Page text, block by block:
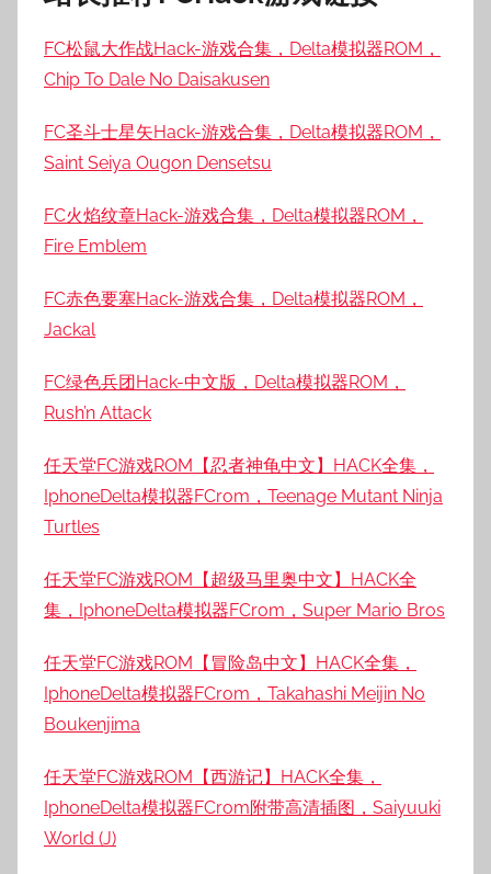
FC松鼠大作战Hack-游戏合集，Delta模拟器ROM，
Chip To Dale No Daisakusen
FC圣斗士星矢Hack-游戏合集，Delta模拟器ROM，
Saint Seiya Ougon Densetsu
FC火焰纹章Hack-游戏合集，Delta模拟器ROM，
Fire Emblem
FC赤色要塞Hack-游戏合集，Delta模拟器ROM，
Jackal
FC绿色兵团Hack-中文版，Delta模拟器ROM，
Rush’n Attack
任天堂FC游戏ROM【忍者神龟中文】HACK全集，
IphoneDelta模拟器FCrom，Teenage Mutant Ninja
Turtles
任天堂FC游戏ROM【超级马里奥中文】HACK全
集，IphoneDelta模拟器FCrom，Super Mario Bros
任天堂FC游戏ROM【冒险岛中文】HACK全集，
IphoneDelta模拟器FCrom，Takahashi Meijin No
Boukenjima
任天堂FC游戏ROM【西游记】HACK全集，
IphoneDelta模拟器FCrom附带高清插图，Saiyuuki
World (J)